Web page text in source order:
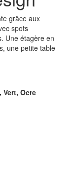
grâce aux
spots
Une étagère en
une petite table
Vert, Ocre